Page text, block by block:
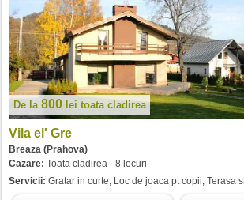
De la 800 lei toata cladirea
Vila el' Gre
Breaza (Prahova)
Cazare: Toata cladirea - 8 locuri
Servicii: Gratar in curte, Loc de joaca pt copii, Terasa